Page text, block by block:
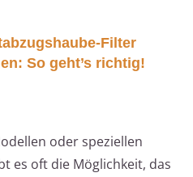
Filter
So geht’s richtig!
oder speziellen
es oft die Möglichkeit, das